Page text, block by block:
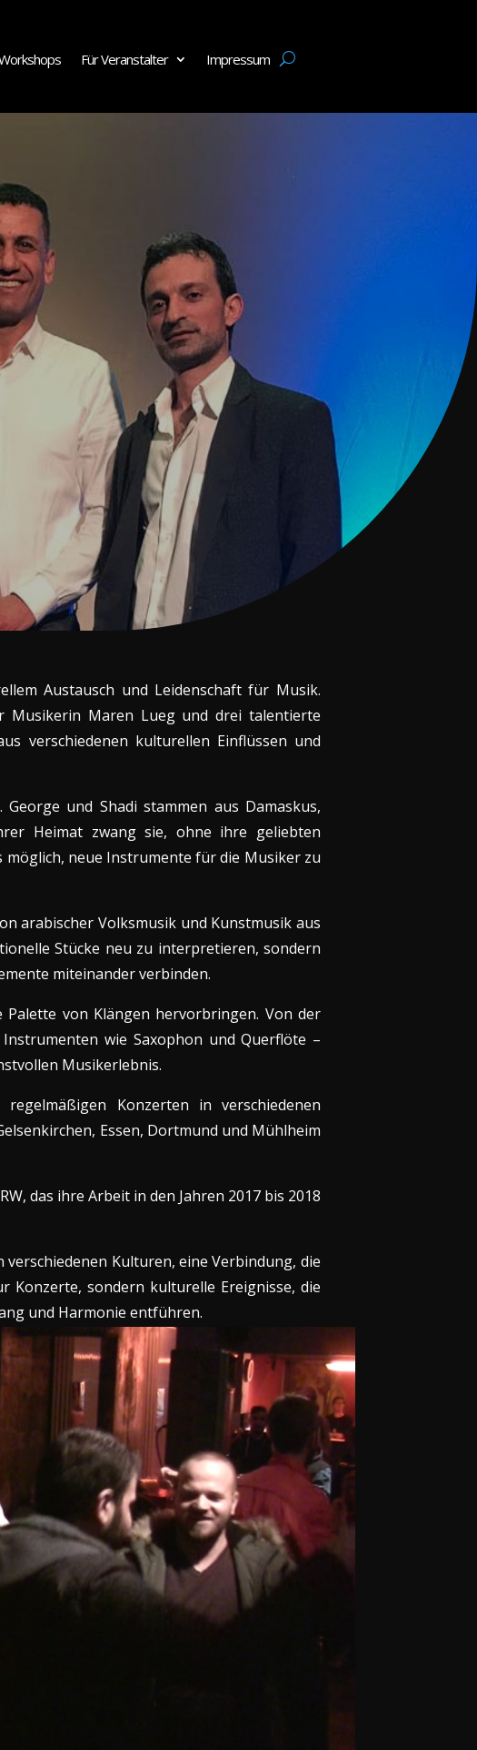
Für Veranstalter Impressum
Austausch und Leidenschaft für Musik.
Musikerin Maren Lueg und drei talentierte
verschiedenen kulturellen Einflüssen und
und Shadi stammen aus Damaskus,
Heimat zwang sie, ohne ihre geliebten
neue Instrumente für die Musiker zu
arabischer Volksmusik und Kunstmusik aus
Stücke neu zu interpretieren, sondern
miteinander verbinden.
von Klängen hervorbringen. Von der
wie Saxophon und Querflöte –
Musikerlebnis.
Konzerten in verschiedenen
Essen, Dortmund und Mühlheim
das ihre Arbeit in den Jahren 2017 bis 2018
Kulturen, eine Verbindung, die
Konzerte, sondern kulturelle Ereignisse, die
und Harmonie entführen.